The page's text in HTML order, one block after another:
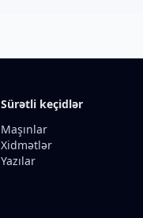
Sürətli keçidlər
Maşınlar
Xidmətlər
Yazılar